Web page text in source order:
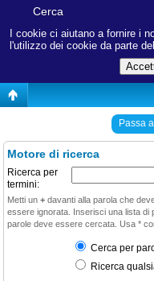
I cookie ci aiutano a fornire i
l'utilizzo dei cookie da parte
Cerca
Passa
Motore di ricerca
Ricerca per
termini:
Metti un + davanti alla parola che
essere ignorata. Inserisci una lista di
parole deve essere cercata. Usa *
Cerca per
Ricerca